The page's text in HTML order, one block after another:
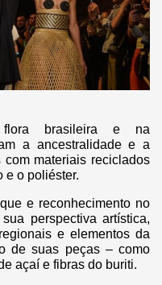
brasileira e na
a ancestralidade e a
com materiais reciclados
e o poliéster.
e reconhecimento no
perspectiva artística,
e elementos da
de suas peças – como
açaí e fibras do buriti.